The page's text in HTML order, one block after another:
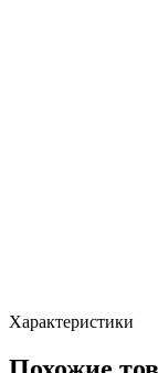
Характеристики